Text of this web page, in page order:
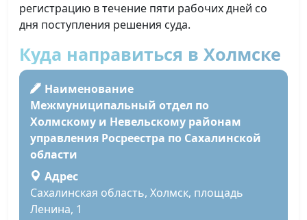
регистрацию в течение пяти рабочих дней со
дня поступления решения суда.
Куда направиться в Холмске
Наименование
Межмуниципальный отдел по
Холмскому и Невельскому районам
управления Росреестра по Сахалинской
области
Адрес
Сахалинская область, Холмск, площадь
Ленина, 1